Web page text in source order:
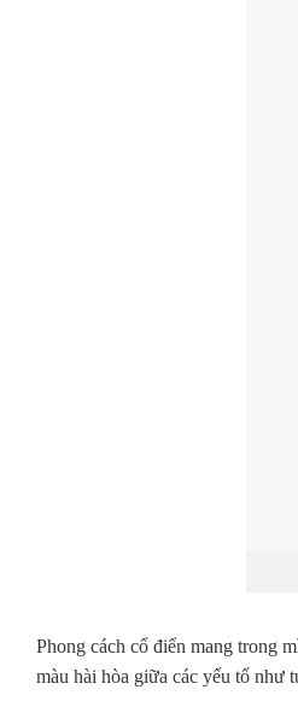
Phong cách cổ điển mang trong
màu hài hòa giữa các yếu tố như